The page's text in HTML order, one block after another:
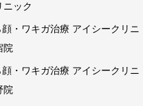
ニック
・ワキガ治療 アイシークリニ
院
・ワキガ治療 アイシークリニ
院